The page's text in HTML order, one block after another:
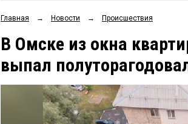
Главная → Новости → Происшествия
В Омске из окна
выпал